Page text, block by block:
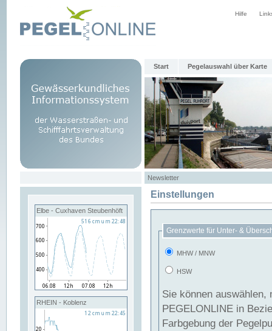
Hilfe
Start Pegelauswahl über Karte
Newsletter
Elbe - Cuxhaven Steubenhöft
RHEIN - Koblenz
Einstellungen
Grenzwerte für Unter- &
MHW / MNW
HSW
Sie können
PEGELONLINE in Beziehung
Farbgebung der